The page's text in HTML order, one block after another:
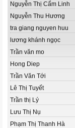
Nguyễn Thị Cẩm Linh
Nguyễn Thu Hương
tra giang nguyen huu
lương khánh ngọc
Trần văn mo
Hong Diep
Trần Văn Tới
Lê Thị Tuyết
Trần thị Lý
Lưu Thị Nụ
Phạm Thị Thanh Hà